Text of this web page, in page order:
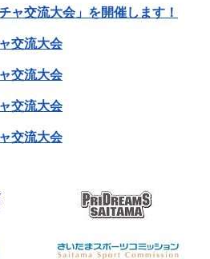
ャ交流大会」を開催します！
交流大会
交流大会
交流大会
交流大会